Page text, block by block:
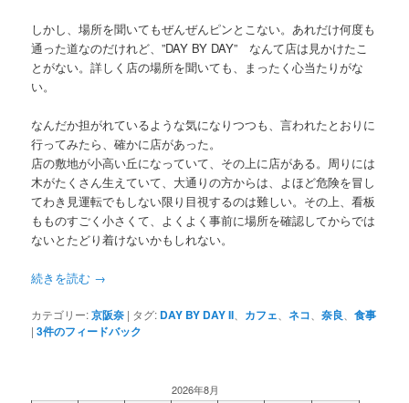
しかし、場所を聞いてもぜんぜんピンとこない。あれだけ何度も
通った道なのだけれど、”DAY BY DAY” なんて店は見かけたこ
とがない。詳しく店の場所を聞いても、まったく心当たりがな
い。
なんだか担がれているような気になりつつも、言われたとおりに
行ってみたら、確かに店があった。
店の敷地が小高い丘になっていて、その上に店がある。周りには
木がたくさん生えていて、大通りの方からは、よほど危険を冒し
てわき見運転でもしない限り目視するのは難しい。その上、看板
もものすごく小さくて、よくよく事前に場所を確認してからでは
ないとたどり着けないかもしれない。
続きを読む →
カテゴリー:京阪奈 | タグ: DAY BY DAY II カフェ 、ネコ 、奈良 、食事
|3件のフィードバック
2026年8月